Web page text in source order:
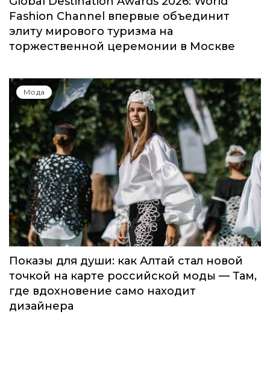
Fashion Channel впервые объединит
элиту мирового туризма на
торжественной церемонии в Москве
Мода
Показы для души: как Алтай стал новой
точкой на карте российской моды — Там,
где вдохновение само находит
дизайнера